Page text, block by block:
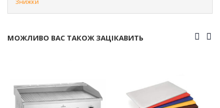
МОЖЛИВО ВАС ТАКОЖ ЗАЦІКАВИТЬ